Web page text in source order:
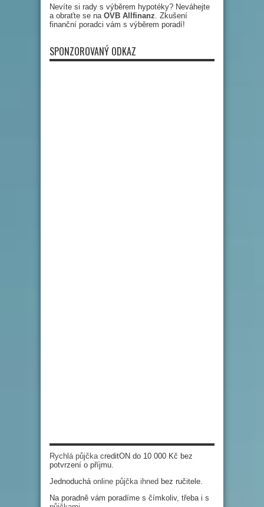
Nevíte si rady s výběrem hypotéky? Neváhejte
a obraťte se na OVB Allfinanz. Zkušení
finanční poradci vám s výběrem poradí!
SPONZOROVANÝ ODKAZ
Rychlá půjčkacreditON do 10 000 Kč bez
potvrzení o příjmu.
Jednoduchá online půjčka ihned bez ručitele.
Na poradně vám poradíme s čímkoliv, třeba i s